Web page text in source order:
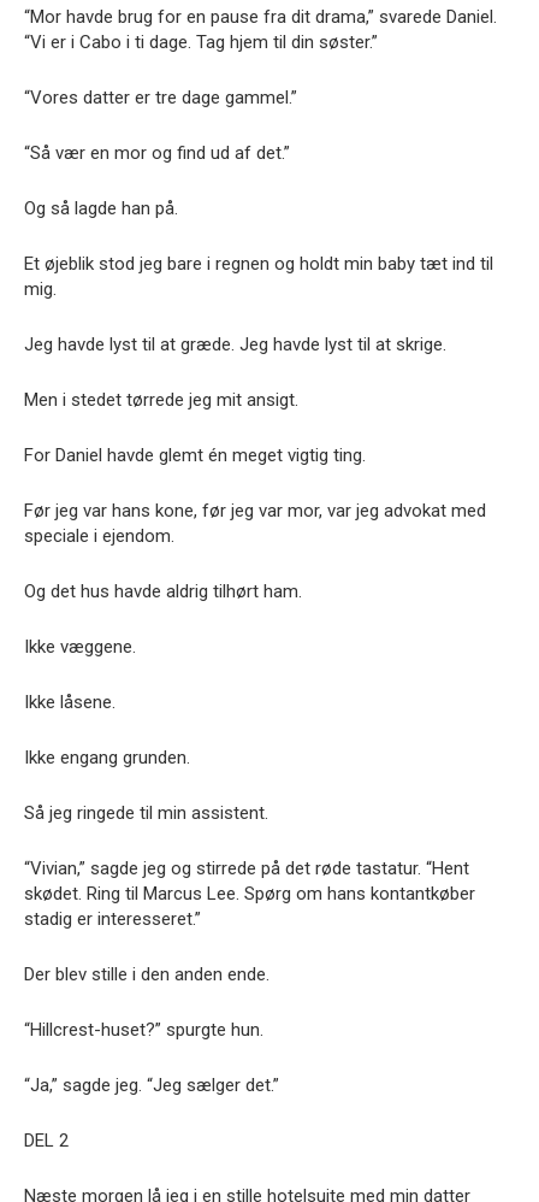
“Mor havde brug for en pause fra dit drama,” svarede Daniel.
“Vi er i Cabo i ti dage. Tag hjem til din søster.”
“Vores datter er tre dage gammel.”
“Så vær en mor og find ud af det.”
Og så lagde han på.
Et øjeblik stod jeg bare i regnen og holdt min baby tæt ind til
mig.
Jeg havde lyst til at græde. Jeg havde lyst til at skrige.
Men i stedet tørrede jeg mit ansigt.
For Daniel havde glemt én meget vigtig ting.
Før jeg var hans kone, før jeg var mor, var jeg advokat med
speciale i ejendom.
Og det hus havde aldrig tilhørt ham.
Ikke væggene.
Ikke låsene.
Ikke engang grunden.
Så jeg ringede til min assistent.
“Vivian,” sagde jeg og stirrede på det røde tastatur. “Hent
skødet. Ring til Marcus Lee. Spørg om hans kontantkøber
stadig er interesseret.”
Der blev stille i den anden ende.
“Hillcrest-huset?” spurgte hun.
“Ja,” sagde jeg. “Jeg sælger det.”
DEL 2
Næste morgen lå jeg i en stille hotelsuite med min datter